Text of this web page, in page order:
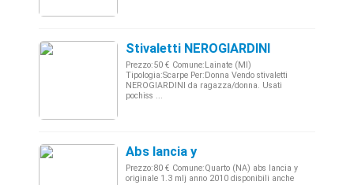
Stivaletti NEROGIARDINI
Prezzo:50 € Comune:Lainate (MI)
Tipologia:Scarpe Per:Donna Vendo stivaletti
NEROGIARDINI da ragazza/donna. Usati
pochiss ...
Abs lancia y
Prezzo:80 € Comune:Quarto (NA) abs lancia y
originale 1.3 mlj anno 2010 disponibili anche